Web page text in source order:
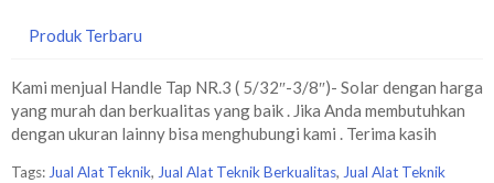
Produk Terbaru
Kami menjual Handle Tap NR.3 ( 5/32″-3/8″)- Solar dengan harga
yang murah dan berkualitas yang baik . Jika Anda membutuhkan
dengan ukuran lainny bisa menghubungi kami . Terima kasih
Tags: Jual Alat Teknik, Jual Alat Teknik Berkualitas, Jual Alat Teknik